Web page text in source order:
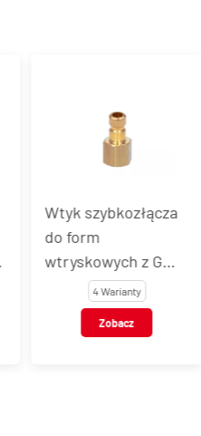
Wtyk szybkozłącza
do form
wtryskowych z
końcówką do węża
bez zaworu, DYROS
seria 40
2 Warianty
Zobacz